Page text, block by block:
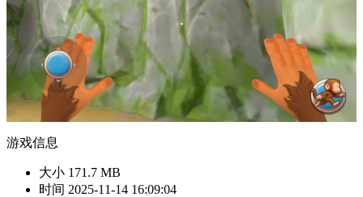
游戏信息
大小 171.7 MB
时间 2025-11-14 16:09:04